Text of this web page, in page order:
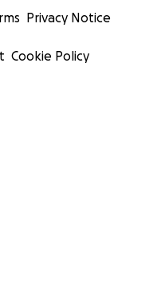
Privacy Notice
Cookie Policy